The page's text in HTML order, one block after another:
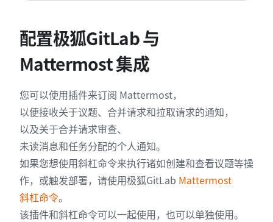
配置极狐GitLab 与
Mattermost 集成
您可以使用插件来订阅 Mattermost，
以便接收关于议题、合并请求和拉取请求的通知，
以及关于合并请求审查、
未读消息和任务分配的个人通知。
如果您想使用斜杠命令来执行诸如创建和查看议题等操
作，或触发部署，请使用极狐GitLab Mattermost
斜杠命令。
该插件和斜杠命令可以一起使用，也可以单独使用。